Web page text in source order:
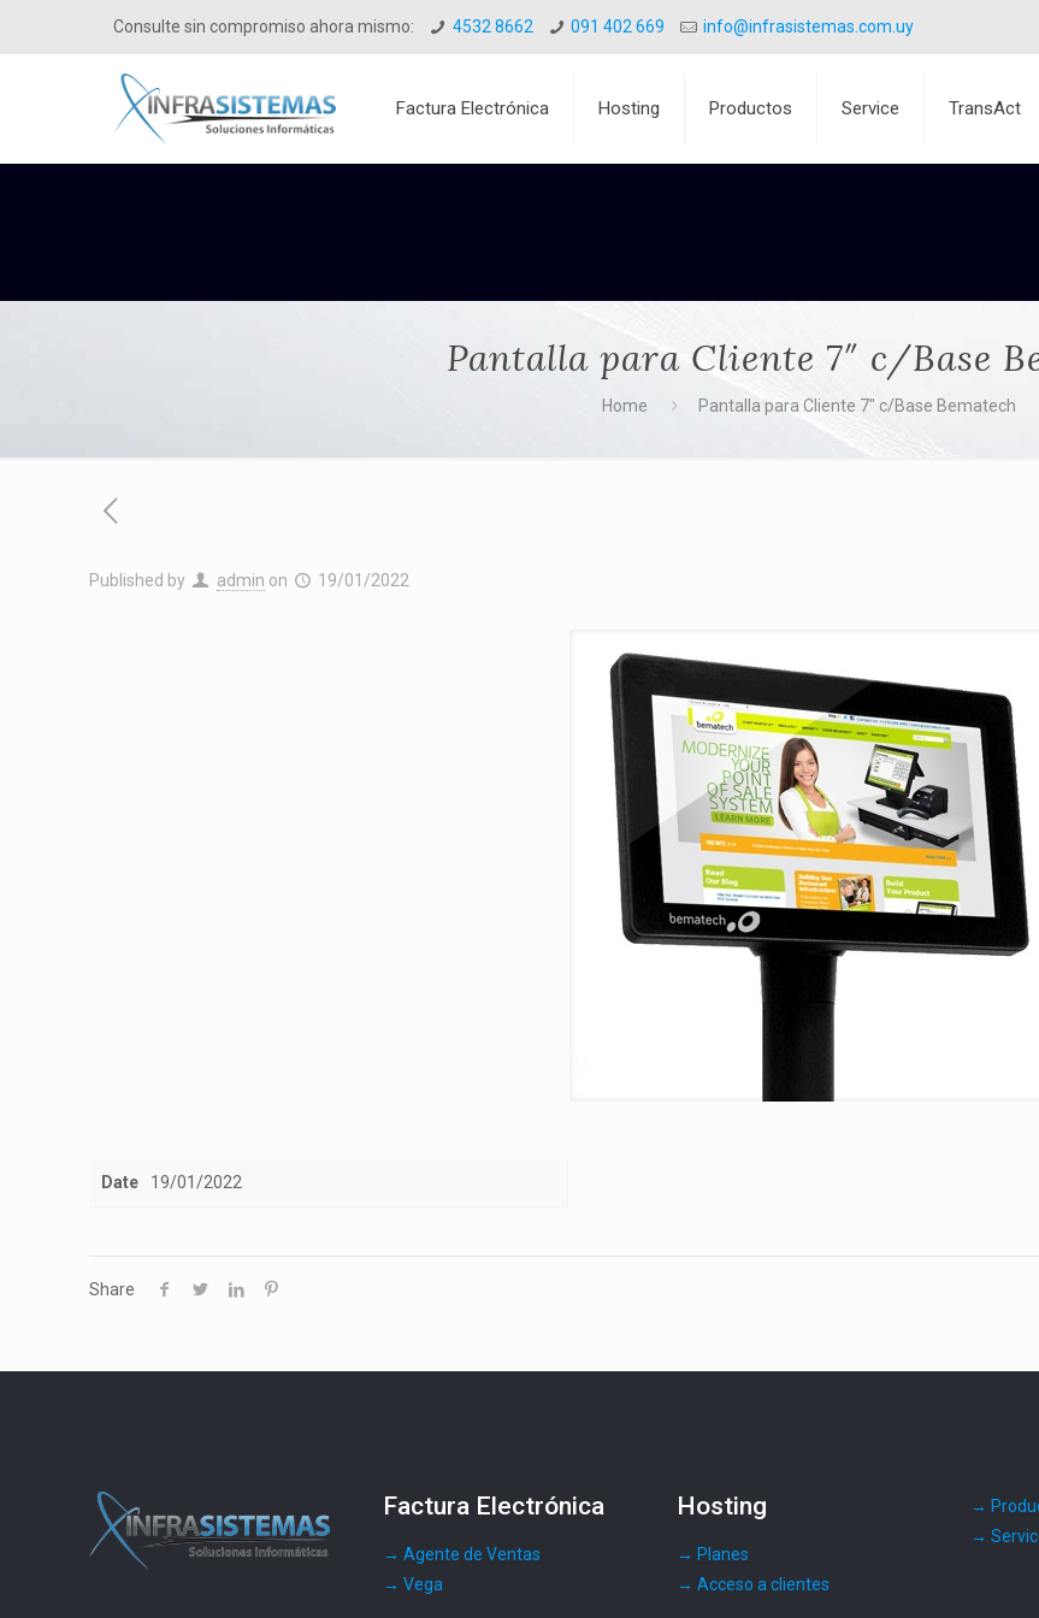
Consulte sin compromiso ahora mismo: 4532 8662 091 402 669 info@infrasistemas.com.uy
Factura Electrónica Hosting Productos Service TransAct
Pantalla para Cliente 7″ c/Base
Home Pantalla para Cliente 7″ c/Base Bematech
Published by admin on 19/01/2022
Date 19/01/2022
Share
Factura Electrónica
→ Agente de Ventas
→ Vega
Hosting
→ Planes
→ Acceso a clientes
→
→